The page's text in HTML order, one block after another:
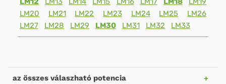
LM20
LM21 LM22 LM23 LM24 LM25
LM26
LM27
LM28 LM29 LM30 LM31 LM32 LM33
az összes válaszható potencia